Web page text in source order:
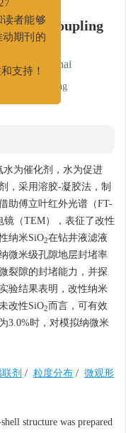
SiO
Silane Coupling
LIU Sihai
Beijing
水为催化剂，水为促进
，采用溶胶-凝胶法，制
助傅立叶红外光谱（FT-
镜（TEM），表征了改性
纳米SiO2在钻井液滤液
微米级孔隙地层封堵率
裂隙的封堵能力，并探
验结果表明，改性纳米
改性SiO2而言，可有效
3.0%时，对模拟纳微米
剂 / 粒度分布 / 微观形
structure was prepared
读者能够
动期刊的
和支持！